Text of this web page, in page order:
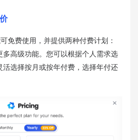
免费使用，并提供两种付费计划：
高级功能。您可以根据个人需求选
选择按月或按年付费，选择年付还